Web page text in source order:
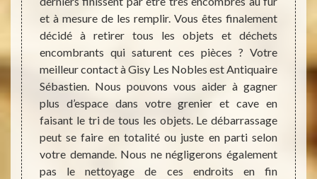
des
Pour
qui
Les
le
en
si la
de
et à mesure de les remplir. Vous êtes finalement
décidé à retirer tous les objets et déchets
encombrants qui saturent ces pièces ? Votre
meilleur contact à Gisy Les Nobles est Antiquaire
Sébastien. Nous pouvons vous aider à gagner
plus d’espace dans votre grenier et cave en
faisant le tri de tous les objets. Le débarrassage
peut se faire en totalité ou juste en parti selon
votre demande. Nous ne négligerons également
pas le nettoyage de ces endroits en fin
la
de